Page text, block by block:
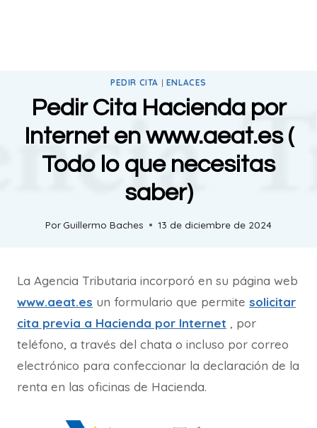
PEDIR CITA | ENLACES
Pedir Cita Hacienda por
Internet en www.aeat.es (
Todo lo que necesitas
saber)
PorGuillermo Baches 13 de diciembre de 2024
La Agencia Tributaria incorporó en su página web
www.aeat.es un formulario que permite solicitar
cita previa a Hacienda por Internet , por
teléfono, a través del chata o incluso por correo
electrónico para confeccionar la declaración de la
renta en las oficinas de Hacienda.